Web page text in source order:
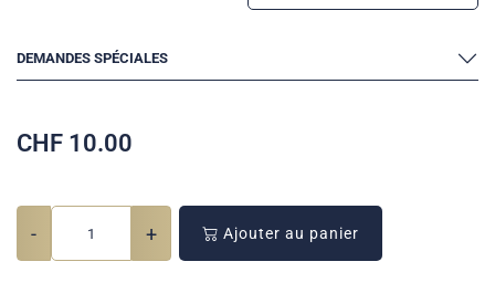
DEMANDES SPÉCIALES
CHF 10.00
- + Ajouter au panier